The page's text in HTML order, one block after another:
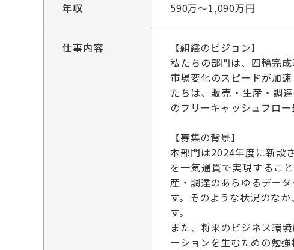
年収 590万～1,090万円
仕事内容
【組織のビジョン】
私たちの部門は、四輪完
市場変化のスピードが加
たちは、販売・生産・調
のフリーキャッシュフロ
【募集の背景】
本部門は2024年度に新設
を一気通貫で実現するこ
産・調達のあらゆるデー
す。そのような状況のな
す。
また、将来のビジネス環
ーションを生むための勉